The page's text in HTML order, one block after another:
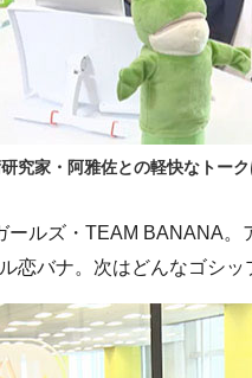
究家・阿雅佐との軽快なトーク
ルズ・TEAM BANANA。
恋バナ。次はどんなゴシッ